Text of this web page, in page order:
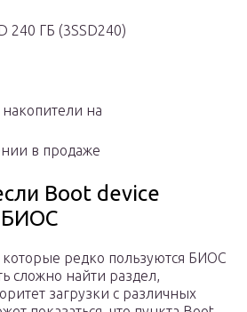
240 ГБ (3SSD240)
на
в продаже
Boot device
БИОС
которые редко пользуются БИОС
сложно найти раздел,
загрузки с различных